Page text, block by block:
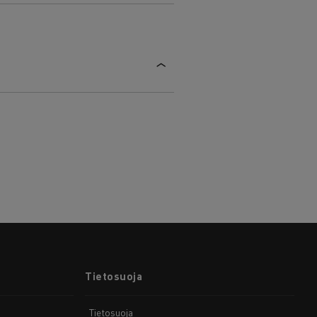
Tietosuoja
Tietosuoja